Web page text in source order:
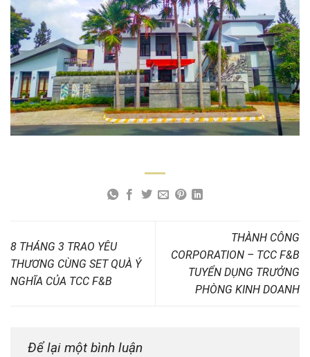
8 THÁNG 3 TRAO YÊU
THƯƠNG CÙNG SET QUÀ Ý
NGHĨA CỦA TCC F&B
THÀNH CÔNG
CORPORATION – TCC F&B
TUYỂN DỤNG TRƯỞNG
PHÒNG KINH DOANH
Để lại một bình luận